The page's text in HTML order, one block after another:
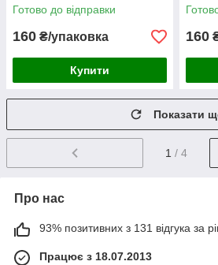
Готово до відправки
160 ₴/упаковка
Купити
160
Показати
1 / 4
Про нас
93% позитивних з 131 відгука за
Працює з 18.07.2013